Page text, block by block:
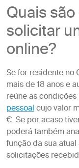
Quais
solicitar
online?
Se for residente no
mais de 18 anos e
reúne as
pessoalcujo valor
€. Se por acaso
poderá também
função da sua
solicitações